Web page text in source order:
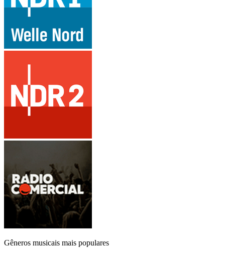
Gêneros musicais mais populares